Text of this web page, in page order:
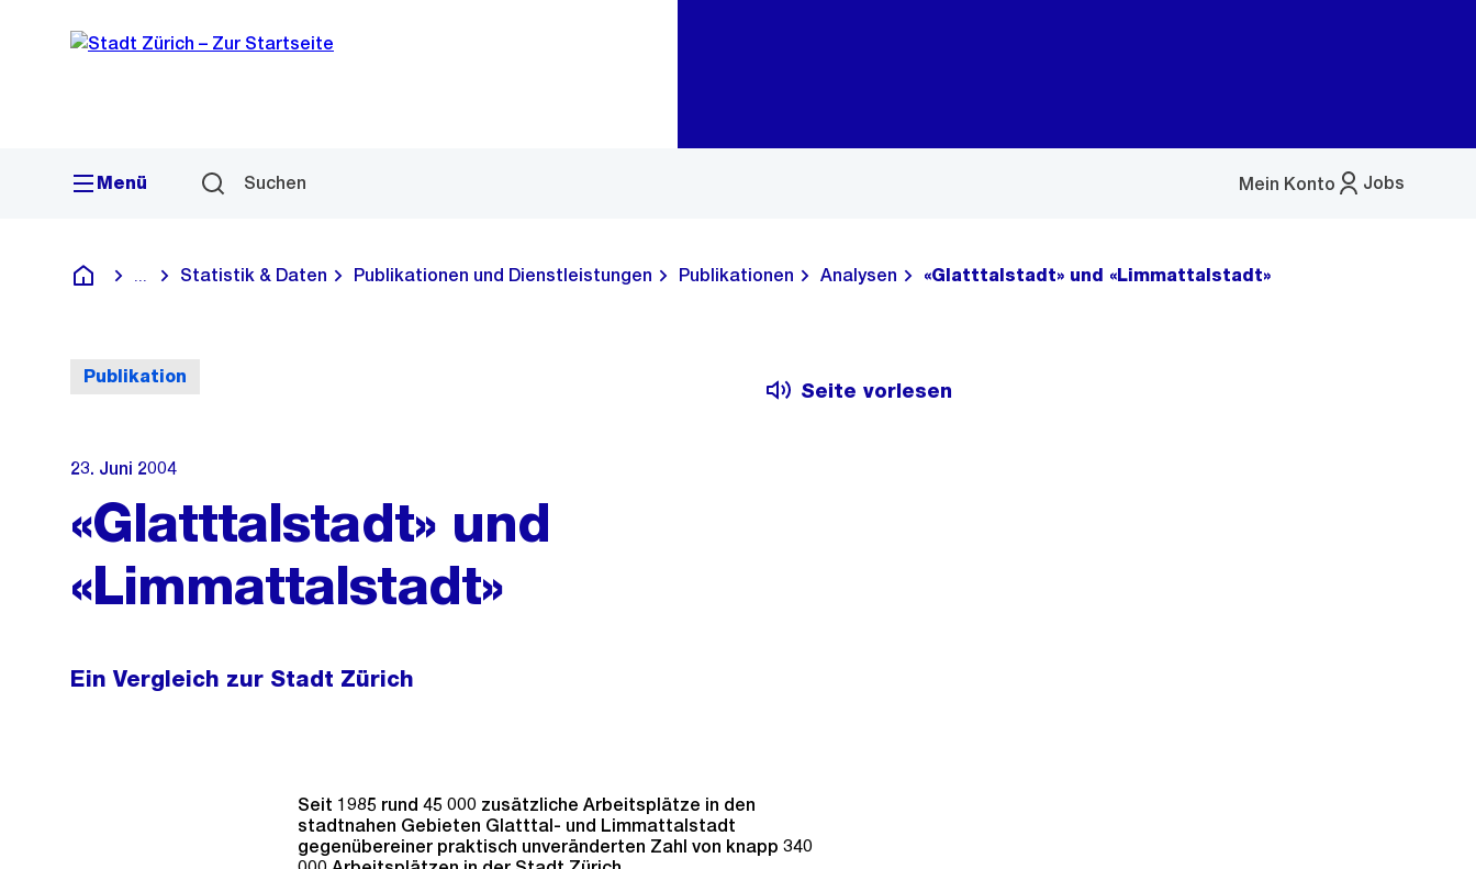
Navigation
Sprunglink
Menü Suchen Jobs
Mein Konto
Menü
Deutsch
Blende alle Breadcrumbs ein
Statistik & Daten Publikationen und Dienstleistungen Publikationen Analysen «Glatttalstadt» und «Limmattalstadt»
Publikation
Seite vorlesen
23. Juni 2004
«Glatttalstadt» und
«Limmattalstadt»
Ein Vergleich zur Stadt Zürich
Seit 1985 rund 45 000 zusätzliche Arbeitsplätze in den
stadtnahen Gebieten Glatttal- und Limmattalstadt
gegenübereiner praktisch unveränderten Zahl von knapp 340